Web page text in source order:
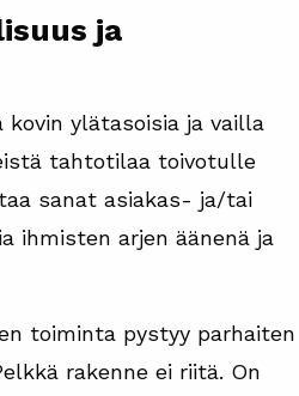
ja
ylätasoisia ja vailla
tahtotilaa toivotulle
sanat asiakas- ja/tai
ihmisten arjen äänenä ja
toiminta pystyy parhaiten
rakenne ei riitä. On